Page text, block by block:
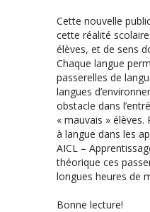
Cette nouvelle
cette réalité
élèves, et de sens
Chaque langue
passerelles de
langues
obstacle dans
« mauvais »
à langue dans les
AICL –
théorique ces
longues heures de
Bonne lecture!